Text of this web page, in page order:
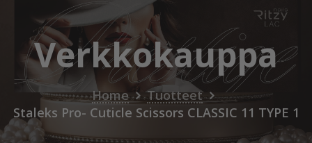
Verkkokauppa
Home
Tuotteet
Staleks Pro- Cuticle Scissors CLASSIC 11 TYPE 1